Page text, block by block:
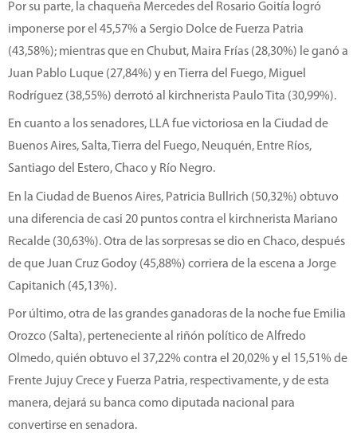
Por su parte, la chaqueña Mercedes del Rosario Goitía logró
imponerse por el 45,57% a Sergio Dolce de Fuerza Patria
(43,58%); mientras que en Chubut, Maira Frías (28,30%) le ganó a
Juan Pablo Luque (27,84%) y en Tierra del Fuego, Miguel
Rodríguez (38,55%) derrotó al kirchnerista Paulo Tita (30,99%).
En cuanto a los senadores, LLA fue victoriosa en la Ciudad de
Buenos Aires, Salta, Tierra del Fuego, Neuquén, Entre Ríos,
Santiago del Estero, Chaco y Río Negro.
En la Ciudad de Buenos Aires, Patricia Bullrich (50,32%) obtuvo
una diferencia de casi 20 puntos contra el kirchnerista Mariano
Recalde (30,63%). Otra de las sorpresas se dio en Chaco, después
de que Juan Cruz Godoy (45,88%) corriera de la escena a Jorge
Capitanich (45,13%).
Por último, otra de las grandes ganadoras de la noche fue Emilia
Orozco (Salta), perteneciente al riñón político de Alfredo
Olmedo, quién obtuvo el 37,22% contra el 20,02% y el 15,51% de
Frente Jujuy Crece y Fuerza Patria, respectivamente, y de esta
manera, dejará su banca como diputada nacional para
convertirse en senadora.